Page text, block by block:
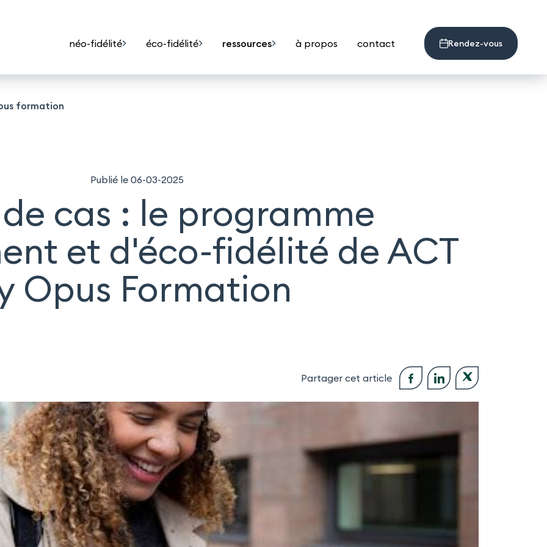
néo-fidélité éco-fidélité ressources à propos contact Rendez-vous
formation
Publié le 06-03-2025
cas : le programme
et d'éco-fidélité de ACT
Opus Formation
Partager cet article